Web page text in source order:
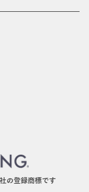
の登録商標です